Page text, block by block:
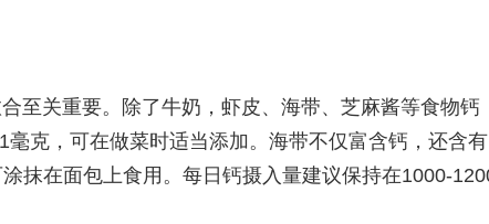
至关重要。除了牛奶，虾皮、海带、芝麻酱等食物钙
克，可在做菜时适当添加。海带不仅富含钙，还含有
抹在面包上食用。每日钙摄入量建议保持在1000-